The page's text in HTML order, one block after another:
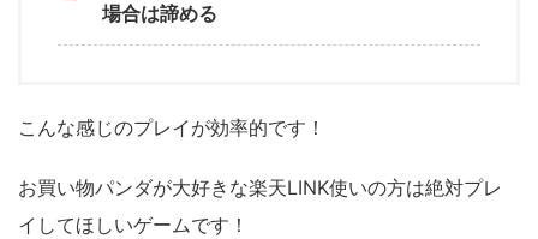
場合は諦める
こんな感じのプレイが効率的です！
お買い物パンダが大好きな楽天LINK使いの方は絶対プレ
イしてほしいゲームです！